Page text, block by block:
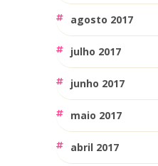
agosto 2017
julho 2017
junho 2017
maio 2017
abril 2017